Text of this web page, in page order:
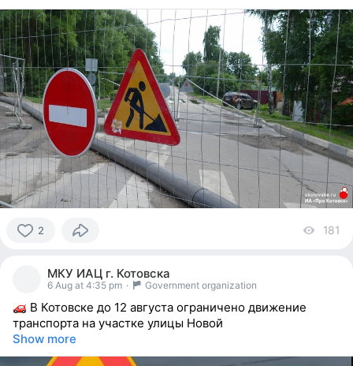
2 181
МКУ ИАЦ г. Котовска
6 Aug at 4:35 pm · Government organization
В Котовске до 12 августа ограничено движение
транспорта на участке улицы Новой
Show more